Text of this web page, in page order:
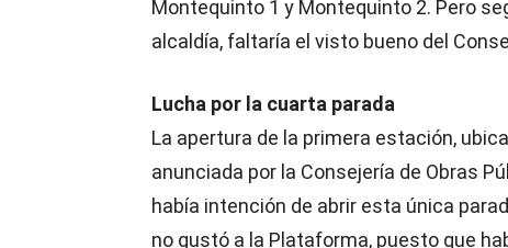
Montequinto 1 y Montequinto 2. Pero
alcaldía, faltaría el visto bueno del
Lucha por la cuarta parada
La apertura de la primera estación,
anunciada por la Consejería de Obras
había intención de abrir esta única
no gustó a la Plataforma, puesto que